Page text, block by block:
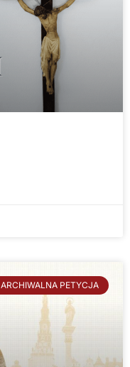
ARCHIWALNA PETYCJA